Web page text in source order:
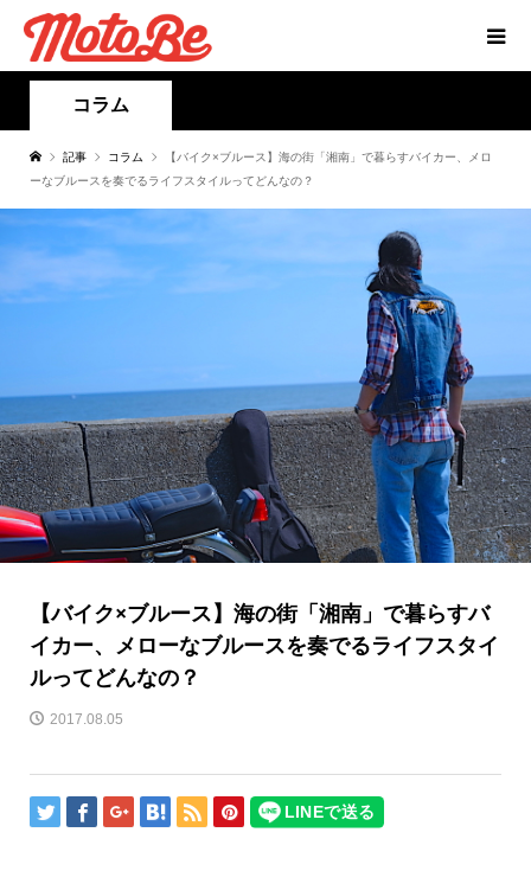
コラム
記事 コラム
【バイク×ブルース】海の街「湘南」で暮らすバイカー、メロ
ーなブルースを奏でるライフスタイルってどんなの？
【バイク×ブルース】海の街「湘南」で暮らすバ
イカー、メローなブルースを奏でるライフスタイ
ルってどんなの？
2017.08.05